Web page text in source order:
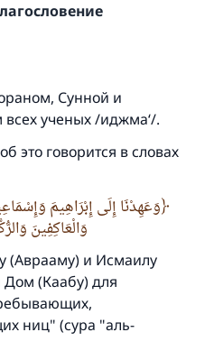
Сунной и
ученых /иджма‘/.
это говорится в словах
وَعَهِدْنَا إِلَى إِبْرَاهِيمَ
وَالْعَاكِفِينَ
(Аврааму) и Исмаилу
(Каабу) для
ниц" (сура "аль-